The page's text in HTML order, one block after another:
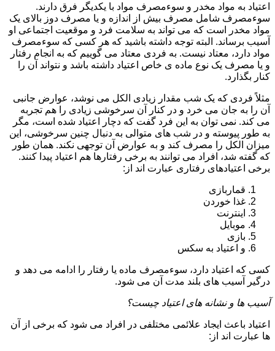
اعتیاد به مواد مخدر و سوءمصرف مواد با یکدیگر فرق دارند.
سوءمصرف شامل مصرف بیش از اندازه و یا مصرف دوز بالای یک
مواد مخدر است که می تواند به سلامت فرد و موقعیت اجتماعی او
آسیب برساند. البته توجه داشته باشید که هر کسی که سوءمصرف
مواد دارد، معتاد نیست. به فردی معتاد می گوییم که به انجام رفتار
و یا مصرف یک نوع ماده ی خاص اعتیاد داشته باشد و نتواند آن را
کنار بگذارد.
مثلاً فردی که یک شب مقدار زیادی الکل می نوشد، عوارض جانبی
آن را به جان می خرد و در کنار آن سرخوشی زیادی را هم تجربه
می کند. نمی توان به این فرد گفت که دچار اعتیاد شده است، مگر
به طور پیوسته و در شب های متوالی به دنبال چنین سرخوشی، این
میزان الکل را مصرف کند و به عوارض آن توجهی نکند. همان طور
که گفته شد، افراد می توانند به برخی رفتارها هم اعتیاد پیدا کنند.
برخی اعتیادهای رفتاری عبارت اند از:
قماربازی
غذا خوردن
اینترنت
موبایل
بازی
و اعتیاد به سکس
کسی که اعتیاد دارد، سوءمصرف ماده یا رفتار را ادامه می دهد و
درگیر آسیب های بلند مدت آن می شود.
آسیب ها و نشانه های اعتیاد چیست؟
اعتیاد باعث ایجاد علائمی مختلفی در افراد می شود که برخی از آن
ها عبارت اند از: